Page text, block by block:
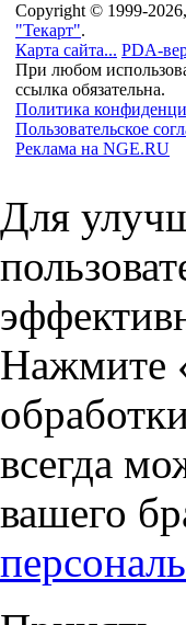
Copyright © 1999-
"Текарт".
Карта сайта... PDA-
При любом
ссылка обязательна.
Политика
Пользовательское
Реклама на NGE.RU
Для
Нажмите
всегда
вашего